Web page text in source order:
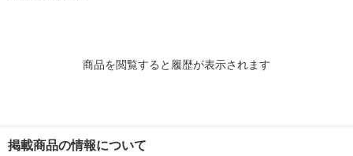
商品を閲覧すると履歴が表示されます
掲載商品の情報について